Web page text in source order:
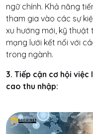
ngữ chính. Khả năng
tham gia vào các sự
xu hướng mới, kỹ thuật
mạng lưới kết nối với
trong ngành.
3. Tiếp cận cơ hội
cao thu nhập: